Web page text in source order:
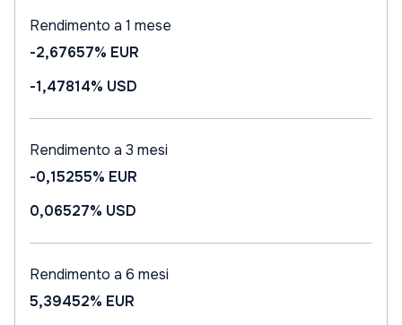
Rendimento a 1 mese
-2,67657% EUR
-1,47814% USD
Rendimento a 3 mesi
-0,15255% EUR
0,06527% USD
Rendimento a 6 mesi
5,39452% EUR